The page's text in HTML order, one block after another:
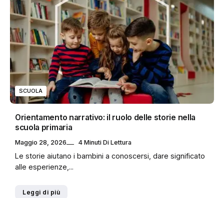
SCUOLA
Orientamento narrativo: il ruolo delle storie nella
scuola primaria
Maggio 28, 2026 4 Minuti Di Lettura
Le storie aiutano i bambini a conoscersi, dare significato
alle esperienze,...
Leggi di più